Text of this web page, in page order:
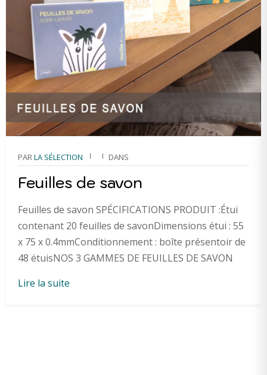
PARLA SÉLECTION DANS
Feuilles de savon
Feuilles de savon SPÉCIFICATIONS PRODUIT :Étui
contenant 20 feuilles de savonDimensions étui : 55
x 75 x 0.4mmConditionnement : boîte présentoir de
48 étuisNOS 3 GAMMES DE FEUILLES DE SAVON
Lire la suite